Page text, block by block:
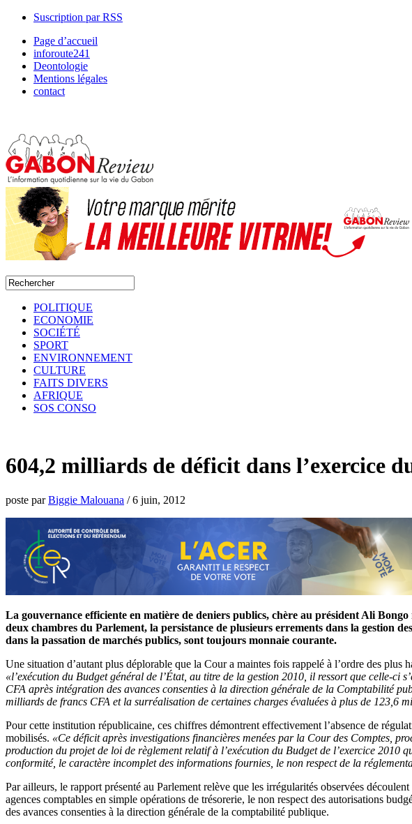
Suscription par RSS
Page d’accueil
inforoute241
Deontologie
Mentions légales
contact
POLITIQUE
ECONOMIE
SOCIÉTÉ
SPORT
ENVIRONNEMENT
CULTURE
FAITS DIVERS
AFRIQUE
SOS CONSO
604,2 milliards de déficit dans l’exercice
poste parBiggie Malouana /6 juin, 2012
La gouvernance efficiente en matière de deniers publics, chère au président Ali
deux chambres du Parlement, la persistance de plusieurs errements dans la gestion
dans la passation de marchés publics, sont toujours monnaie courante.
Une situation d’autant plus déplorable que la Cour a maintes fois rappelé à l’ordre des
«l’exécution du Budget général de l’État, au titre de la gestion 2010, il ressort que celle-
CFA après intégration des avances consenties à la direction générale de la Comptabilité
milliards de francs CFA et la surréalisation de certaines charges évaluées à plus de 123,6
Pour cette institution républicaine, ces chiffres démontrent effectivement l’absence de
mobilisés. «Ce déficit après investigations financières menées par la Cour des Comptes,
production du projet de loi de règlement relatif à l’exécution du Budget de l’exercice
conformité, le caractère incomplet des informations fournies, le non respect de la
Par ailleurs, le rapport présenté au Parlement relève que les irrégularités observées
agences comptables en simple opérations de trésorerie, le non respect des autorisations
des avances consenties à la direction générale de la comptabilité publique.